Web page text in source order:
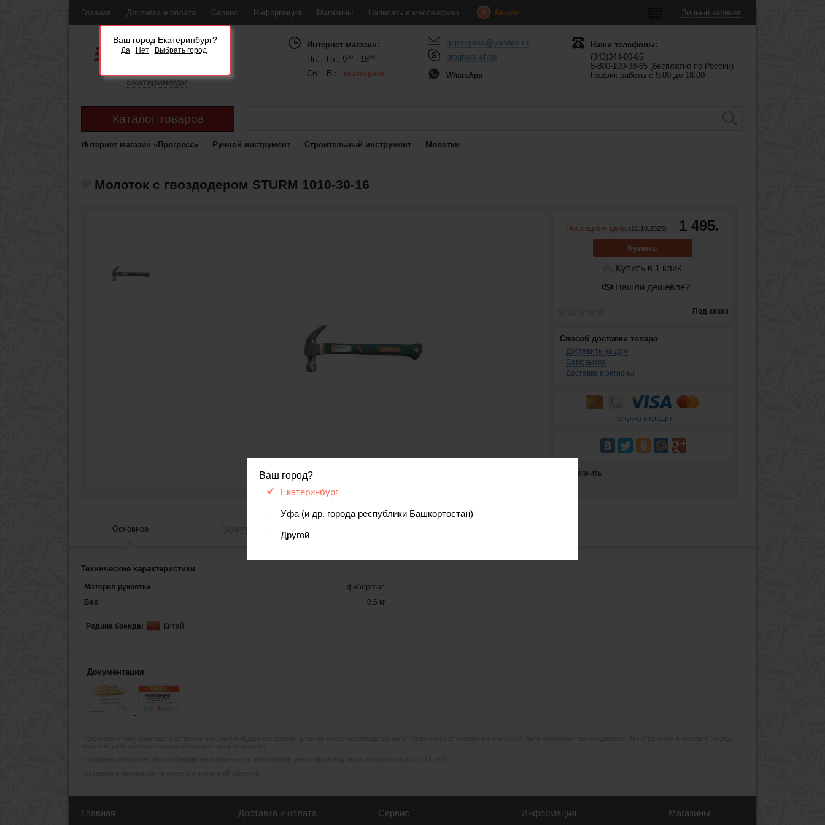
Ваш город?
Екатеринбург
Уфа (и др. города республики Башкортостан)
Другой
Главная Доставка и оплата Сервис Информация Магазины Написать в мессенджер Акции Личный кабинет
Ваш город Екатеринбург?
Да Нет Выбрать город
Екатеринбург
Интернет магазин:
Пн. - Пт.: 900 - 1800
Сб. - Вс.: выходной
gcprogress@yandex.ru
progress-shop
WhatsApp
Наши телефоны:
(343)344-00-65
8-800-100-38-65 (бесплатно по России)
График работы с 9:00 до 18:00
Каталог товаров
Интернет магазин «Прогресс» Ручной инструмент Строительный инструмент Молотки
Молоток с гвоздодером STURM 1010-30-16
Последняя цена (21.10.2025) 1 495.
Купить
Купить в 1 клик
Нашли дешевле?
Под заказ
Способ доставки товара
Доставить на дом
Самовывоз
Доставка в регионы
Покупка в кредит
Сравнить
Основное
Технические характеристики
Материл рукоятки
фиберглас
Вес
0.5 кг
Родина бренда: Китай
Документация
Главная Доставка и оплата Сервис Информация Магазины